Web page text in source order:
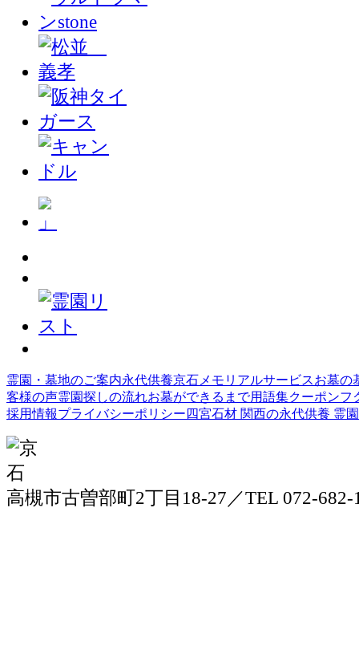
霊園・墓地のご案内永代供養京石メモリアルサービスお墓の
客様の声霊園探しの流れお墓ができるまで用語集クーポンフ
採用情報プライバシーポリシー 四宮石材 関西の永代供養 霊
高槻市古曽部町2丁目18-27／TEL 072-682-